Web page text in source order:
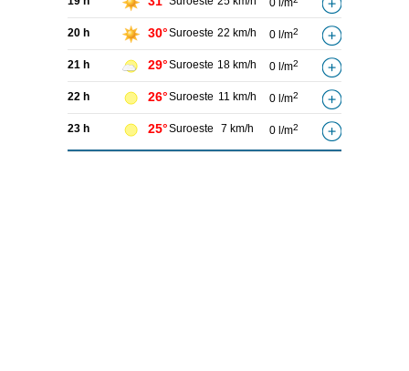
0 l/m
20 h 30°Suroeste 22 km/h 0 l/m2
21 h 29°Suroeste 18 km/h 0 l/m2
22 h 26°Suroeste 11 km/h 0 l/m2
23 h 25°Suroeste 7 km/h 0 l/m2